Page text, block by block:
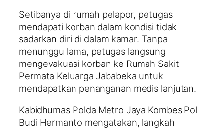
Setibanya di rumah pelapor, petugas
mendapati korban dalam kondisi tidak
sadarkan diri di dalam kamar. Tanpa
menunggu lama, petugas langsung
mengevakuasi korban ke Rumah Sakit
Permata Keluarga Jababeka untuk
mendapatkan penanganan medis lanjutan.
Kabidhumas Polda Metro Jaya Kombes Pol
Budi Hermanto mengatakan, langkah